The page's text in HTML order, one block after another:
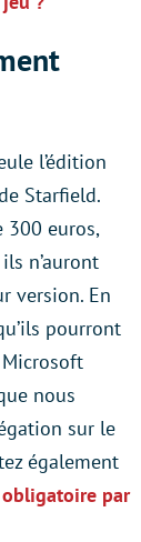
l’édition
Starfield.
300 euros,
n’auront
version. En
pourront
nous
sur le
également
obligatoire par